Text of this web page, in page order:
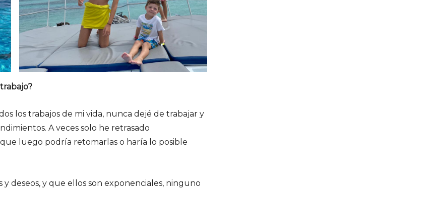
los trabajos de mi vida, nunca dejé de trabajar y
A veces solo he retrasado
luego podría retomarlas o haría lo posible
deseos, y que ellos son exponenciales, ninguno